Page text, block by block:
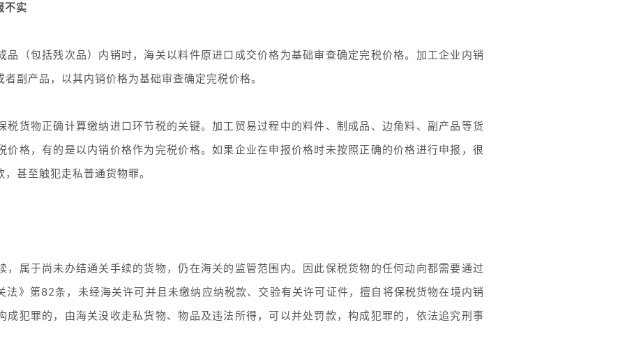
不实
品（包括残次品）内销时，海关以料件原进口成交价格为基础审查确定完税价格。加工企业内销
副产品，以其内销价格为基础审查确定完税价格。
税货物正确计算缴纳进口环节税的关键。加工贸易过程中的料件、制成品、边角料、副产品等货
价格，有的是以内销价格作为完税价格。如果企业在申报价格时未按照正确的价格进行申报，很
甚至触犯走私普通货物罪。
，属于尚未办结通关手续的货物，仍在海关的监管范围内。因此保税货物的任何动向都需要通过
法》第82条，未经海关许可并且未缴纳应纳税款、交验有关许可证件，擅自将保税货物在境内销
成犯罪的，由海关没收走私货物、物品及违法所得，可以并处罚款，构成犯罪的，依法追究刑事